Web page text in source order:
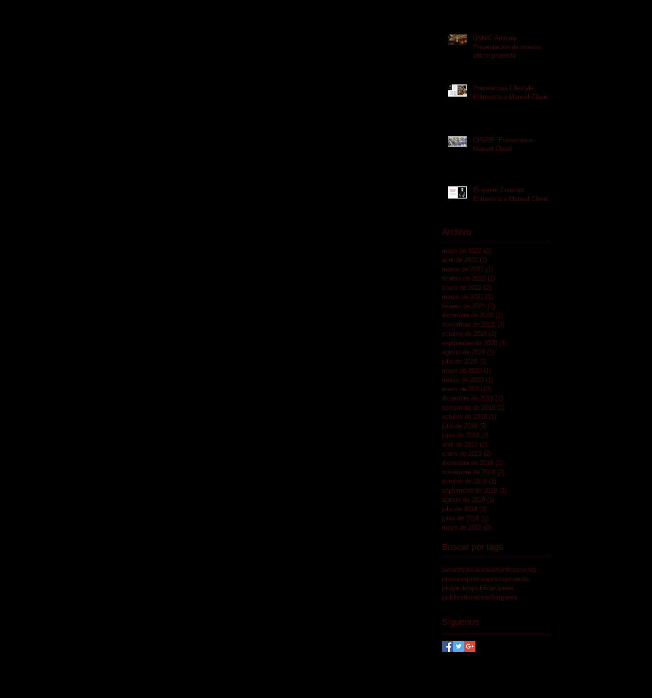
UNNIC Andorra.
Presentación de nuestro
último proyecto
Porcelanosa Lifestyle:
Entrevista a Manuel Clavel
OISIDE: Entrevista a
Manuel Clavel
Proyecto Contract:
Entrevista a Manuel Clavel
Archivo
mayo de 2022 (2)
abril de 2022 (2)
marzo de 2022 (1)
febrero de 2022 (1)
enero de 2022 (2)
marzo de 2021 (1)
febrero de 2021 (2)
diciembre de 2020 (2)
noviembre de 2020 (3)
octubre de 2020 (2)
septiembre de 2020 (4)
agosto de 2020 (1)
julio de 2020 (1)
mayo de 2020 (1)
marzo de 2020 (1)
enero de 2020 (3)
diciembre de 2019 (1)
noviembre de 2019 (1)
octubre de 2019 (1)
julio de 2019 (5)
junio de 2019 (2)
abril de 2019 (2)
enero de 2019 (2)
diciembre de 2018 (1)
noviembre de 2018 (2)
octubre de 2018 (3)
septiembre de 2018 (2)
agosto de 2018 (1)
julio de 2018 (3)
junio de 2018 (1)
mayo de 2018 (2)
Buscar por tags
awardsdocenciaeventosevents
premiosprensapressprojects
proyectospublicaciones
publicationsteachingweb
Síguenos